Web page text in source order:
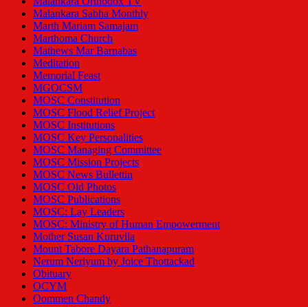
Malankara Sabha Monthly
Marth Mariam Samajam
Marthoma Church
Mathews Mar Barnabas
Meditation
Memorial Feast
MGOCSM
MOSC Constitution
MOSC Flood Relief Project
MOSC Institutions
MOSC Key Personalities
MOSC Managing Committee
MOSC Mission Projects
MOSC News Bullettin
MOSC Old Photos
MOSC Publications
MOSC: Lay Leaders
MOSC: Ministry of Human Empowerment
Mother Susan Kuruvila
Mount Tabore Dayara Pathanapuram
Nerum Neriyum by Joice Thottackad
Obituary
OCYM
Oommen Chandy